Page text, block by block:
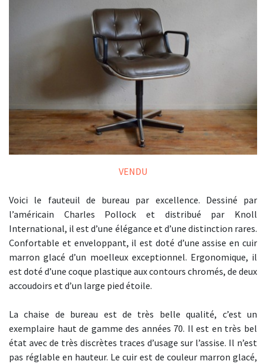
VENDU
Voici le fauteuil de bureau par excellence. Dessiné par
l’américain Charles Pollock et distribué par Knoll
International, il est d’une élégance et d’une distinction rares.
Confortable et enveloppant, il est doté d’une assise en cuir
marron glacé d’un moelleux exceptionnel. Ergonomique, il
est doté d’une coque plastique aux contours chromés, de deux
accoudoirs et d’un large pied étoile.
La chaise de bureau est de très belle qualité, c’est un
exemplaire haut de gamme des années 70. Il est en très bel
état avec de très discrètes traces d’usage sur l’assise. Il n’est
pas réglable en hauteur. Le cuir est de couleur marron glacé,